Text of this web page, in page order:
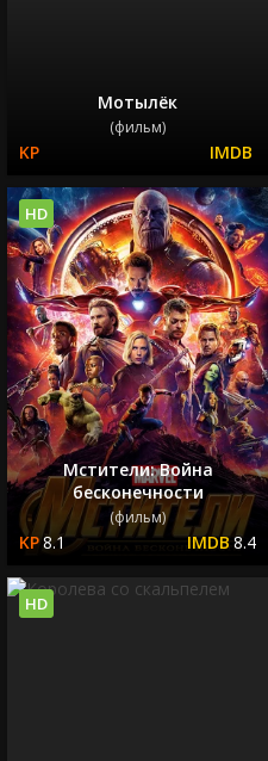
Мотылёк
(фильм)
Мстители: Война
бесконечности
(фильм)
8.1 8.4
HD
HD